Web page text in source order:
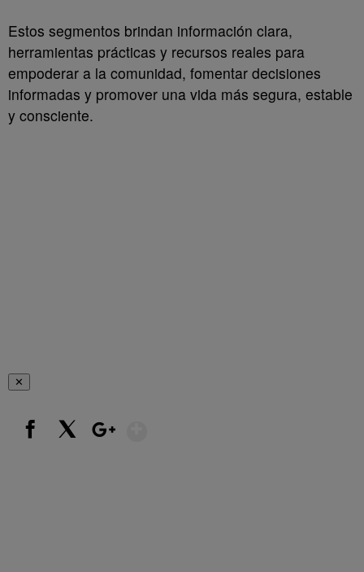
Estos segmentos brindan información clara,
herramientas prácticas y recursos reales para
empoderar a la comunidad, fomentar decisiones
informadas y promover una vida más segura, estable
y consciente.
✕